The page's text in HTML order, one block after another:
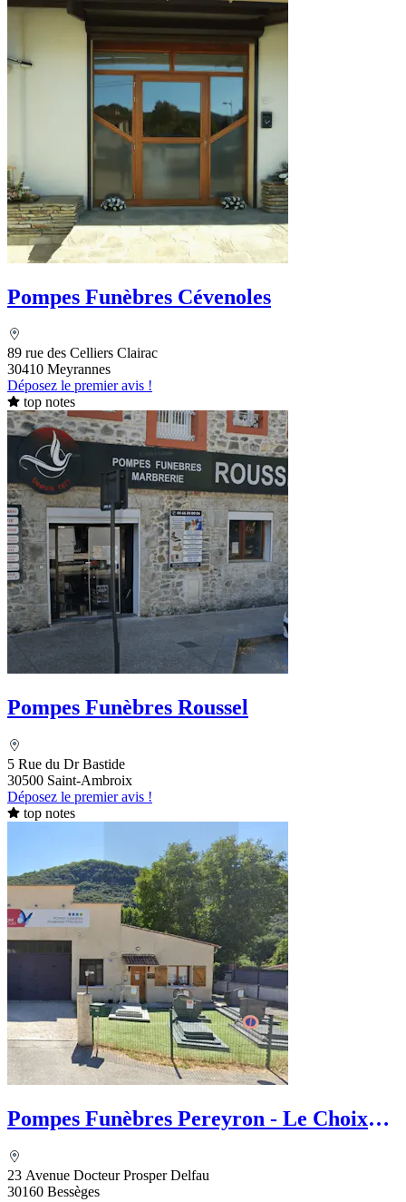
Pompes Funèbres Cévenoles
89 rue des Celliers Clairac
30410 Meyrannes
Déposez le premier avis !
top notes
Pompes Funèbres Roussel
5 Rue du Dr Bastide
30500 Saint-Ambroix
Déposez le premier avis !
top notes
Pompes Funèbres Pereyron - Le Choix
23 Avenue Docteur Prosper Delfau
30160 Bessèges